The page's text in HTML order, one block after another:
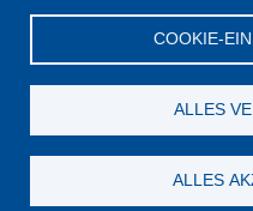
COOKIE-
ALLES
ALLES